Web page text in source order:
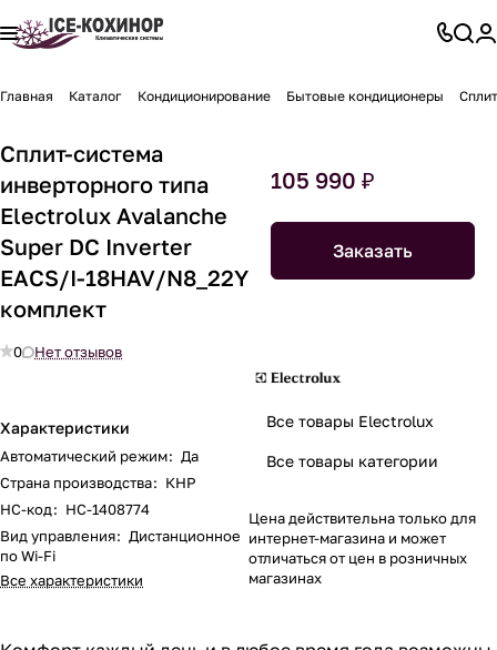
Главная Каталог Кондиционирование Бытовые кондиционеры
Сплит-система
инверторного типа
Electrolux Avalanche
Super DC Inverter
EACS/I-18HAV/N8_22Y
комплект
0 Нет отзывов
Характеристики
Автоматический режим: Да
Страна производства: КНР
НС-код: НС-1408774
Вид управления: Дистанционное
по Wi-Fi
Все характеристики
105 990 ₽
Заказать
Все товары Electrolux
Все товары категории
Цена действительна только для
интернет-магазина и может
отличаться от цен в розничных
магазинах